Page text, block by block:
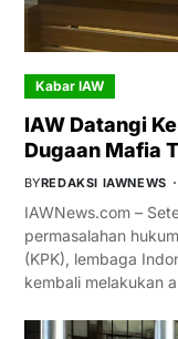
Kabar IAW
IAW Datangi
Dugaan Mafia
BYREDAKSI IAWNEWS
IAWNews.com –
permasalahan
(KPK), lembaga
kembali melakukan